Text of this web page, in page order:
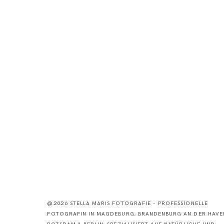
@2026 STELLA MARIS FOTOGRAFIE - PROFESSIONELLE
FOTOGRAFIN IN MAGDEBURG, BRANDENBURG AN DER